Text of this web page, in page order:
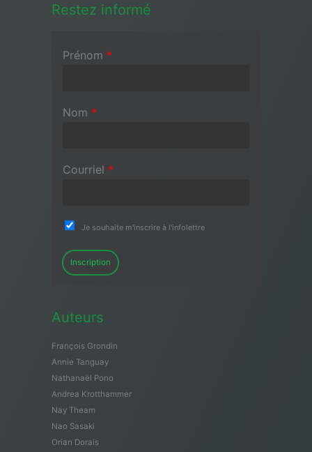
Restez informé
Prénom *
Nom *
Courriel *
Je souhaite m'inscrire à l'infolettre
Inscription
Auteurs
François Grondin
Annie Tanguay
Nathanaël Pono
Andrea Krotthammer
Nay Theam
Nao Sasaki
Orian Dorais